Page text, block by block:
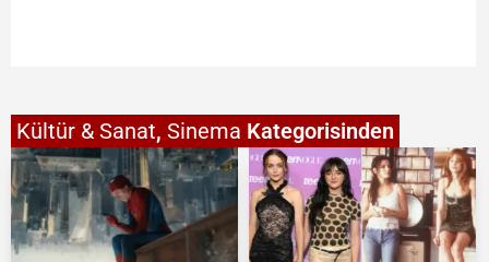
Kültür & Sanat, Sinema Kategorisinden